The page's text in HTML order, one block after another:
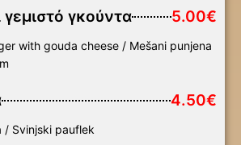
γκούντα 5.00€
with gouda cheese / Mešani punjena
4.50€
/ Svinjski pauflek